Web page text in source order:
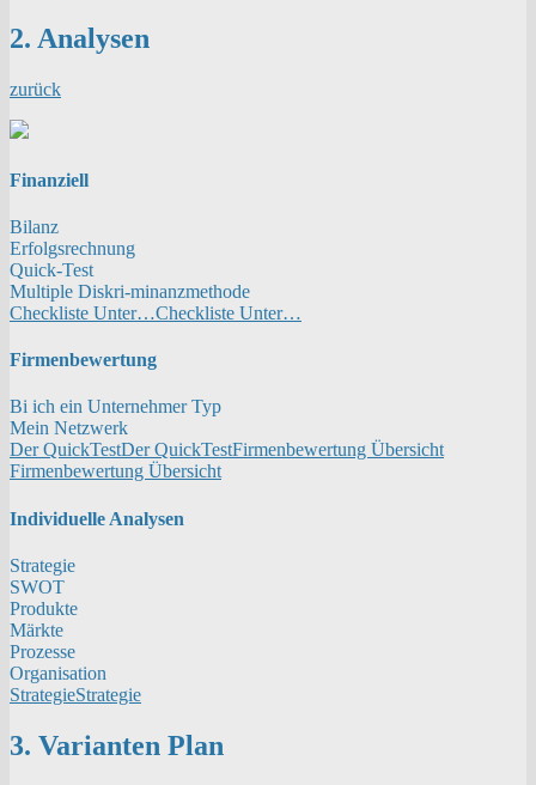
2. Analysen
zurück
Finanziell
Bilanz
Erfolgsrechnung
Quick-Test
Multiple Diskri-minanzmethode
Checkliste Unter…Checkliste Unter…
Firmenbewertung
Bi ich ein Unternehmer Typ
Mein Netzwerk
Der QuickTestDer QuickTestFirmenbewertung Übersicht
Firmenbewertung Übersicht
Individuelle Analysen
Strategie
SWOT
Produkte
Märkte
Prozesse
Organisation
StrategieStrategie
3. Varianten Plan